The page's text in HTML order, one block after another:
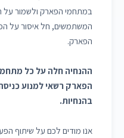
במתחמי הפארק ולשמור על
המשתמשים, חל איסור על
הפארק.
ההנחיה חלה על כל
הפארק רשאי למנוע
בהנחיות.
אנו מודים לכם על שיתוף